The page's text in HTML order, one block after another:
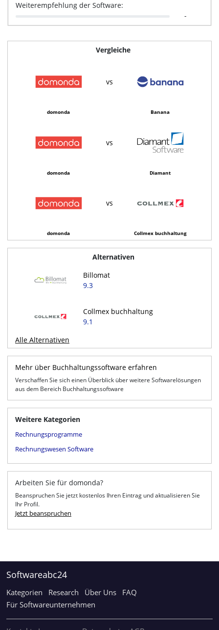
Weiterempfehlung der Software:
-
Vergleiche
vs
domonda Banana
vs
domonda Diamant
vs
domonda Collmex buchhaltung
Alternativen
Billomat
9.3
Collmex buchhaltung
9.1
Alle Alternativen
Mehr über Buchhaltungssoftware erfahren
Verschaffen Sie sich einen Überblick über weitere Softwarelösungen
aus dem Bereich Buchhaltungssoftware
Weitere Kategorien
Rechnungsprogramme
Rechnungswesen Software
Arbeiten Sie für domonda?
Beanspruchen Sie jetzt kostenlos Ihren Eintrag und aktualisieren Sie
Ihr Profil.
Jetzt beanspruchen
Softwareabc24
Kategorien Research Über Uns
FAQ
Für Softwareunternehmen